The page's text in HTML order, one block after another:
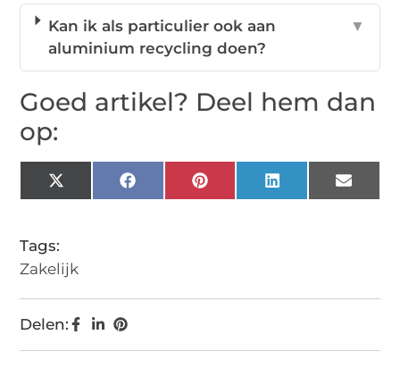
Kan ik als particulier ook aan
aluminium recycling doen?
▼
Goed artikel? Deel hem dan
op:
X
(Twitter)
FacebookPinterestLinkedIn Email
Tags:
Zakelijk
Delen: